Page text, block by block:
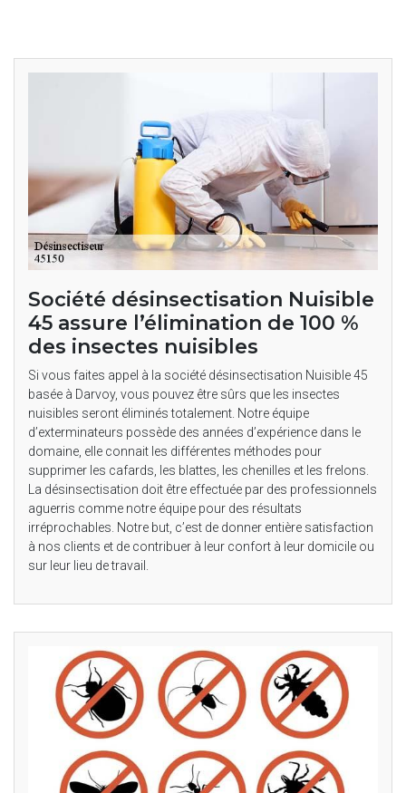
Société désinsectisation Nuisible
45 assure l’élimination de 100 %
des insectes nuisibles
Si vous faites appel à la société désinsectisation Nuisible 45
basée à Darvoy, vous pouvez être sûrs que les insectes
nuisibles seront éliminés totalement. Notre équipe
d’exterminateurs possède des années d’expérience dans le
domaine, elle connait les différentes méthodes pour
supprimer les cafards, les blattes, les chenilles et les frelons.
La désinsectisation doit être effectuée par des professionnels
aguerris comme notre équipe pour des résultats
irréprochables. Notre but, c’est de donner entière satisfaction
à nos clients et de contribuer à leur confort à leur domicile ou
sur leur lieu de travail.